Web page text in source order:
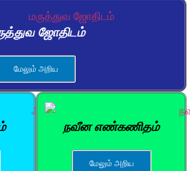
ஜோதிடம்
மேலும் அறிய
நவீன எண்கணிதம்
மேலும் அறிய